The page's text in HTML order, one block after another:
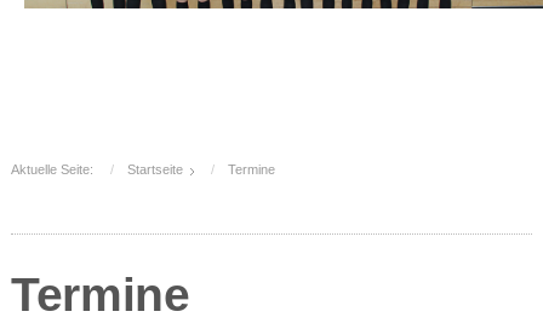
Aktuelle Seite: Startseite Termine
Termine